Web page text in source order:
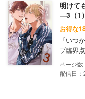
明けて
―3（1）
お得な
「いつ
ブ臨界
配信日